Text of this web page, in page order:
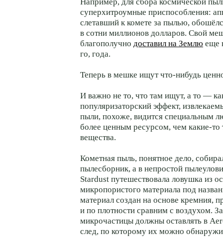
суперхитроумные приспособления:
слетавший к комете за пылью,
в сотни миллионов долларов. Свой
благополучно доставил на Землю еще
го, года.
Теперь в мешке ищут что-нибудь
И важно не то, что там ищут, а то —
популяризаторский эффект,
пыли, похоже, видится специальным
более ценным ресурсом, чем какие-
вещества.
Кометная пыль, понятное дело,
пылесборник, а в непростой
Stardust путешествовала ловушка из
микропористого материала под
материал создан на основе кремния,
и по плотности сравним с воздухом.
микрочастицы должны оставлять в
след, по которому их можно